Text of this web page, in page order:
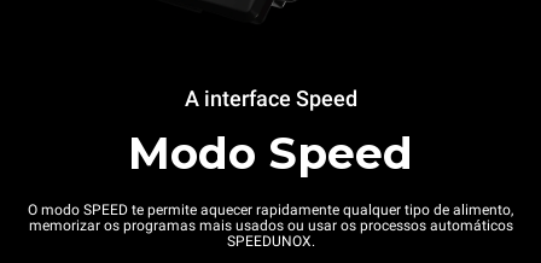
A interface Speed
Modo Speed
O modo SPEED te permite aquecer rapidamente qualquer tipo de alimento,
memorizar os programas mais usados ou usar os processos automáticos
SPEEDUNOX.